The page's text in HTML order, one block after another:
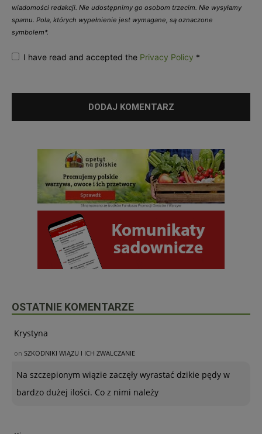
wiadomości redakcji. Nie udostępnimy go osobom trzecim. Nie wysyłamy
spamu. Pola, których wypełnienie jest wymagane, są oznaczone
symbolem*.
I have read and accepted the Privacy Policy *
OSTATNIE KOMENTARZE
Krystyna
on SZKODNIKI WIĄZU I ICH ZWALCZANIE
Na szczepionym wiązie zaczęły wyrastać dzikie pędy w
bardzo dużej ilości. Co z nimi należy